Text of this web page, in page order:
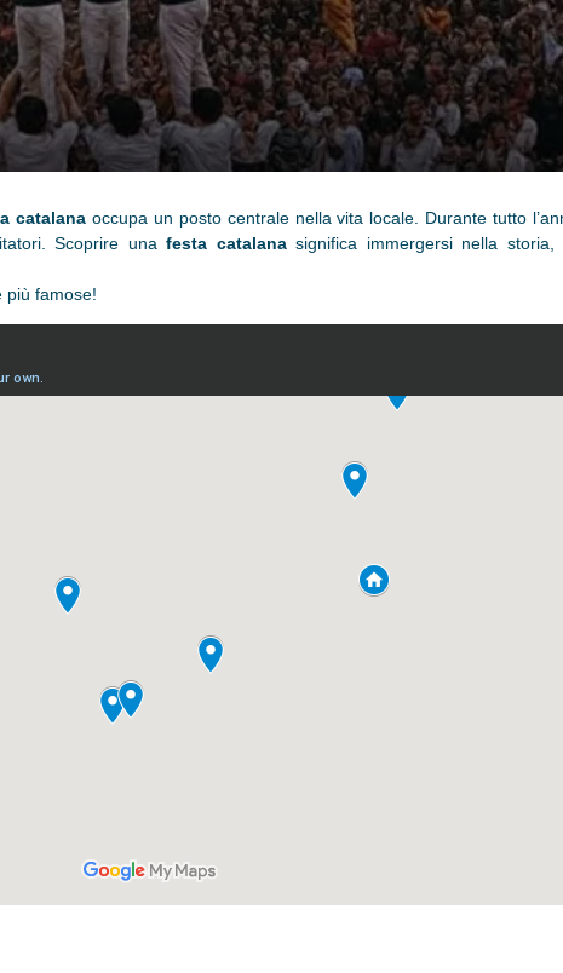
catalana occupa un posto centrale nella vita locale. Durante tutto
Scoprire unafesta catalanasignifica immergersi nella storia,
più famose!